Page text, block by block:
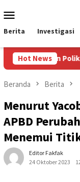
ke
kontenMobile
Berita Investigasi
Hot News
Poliklinik
Beranda Berita
Menurut
APBD
Menemui
Editor Fakfak
24 Oktober 2023